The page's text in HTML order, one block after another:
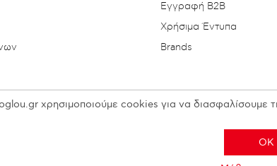
Εγγραφή B2B
Χρήσιμα Έντυπα
Brands
Copyright © 2026 N.
χρησιμοποιούμε cookies για να διασφαλίσουμε
OK